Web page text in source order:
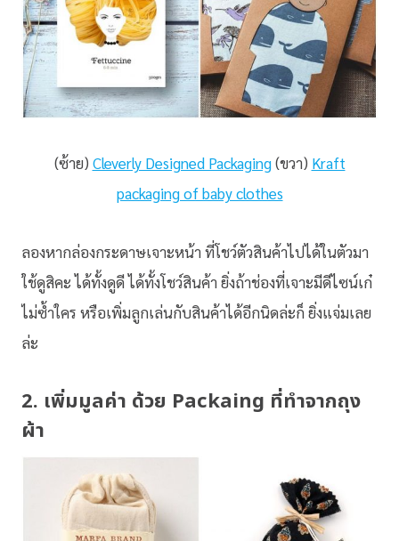
(ซ้าย) Cleverly Designed Packaging(ขวา) Kraft
packaging of baby clothes
ลองหากล่องกระดาษเจาะหน้า ที่โชว์ตัวสินค้าไปได้ในตัวมา
ใช้ดูสิคะ ได้ทั้งดูดี ได้ทั้งโชว์สินค้า ยิ่งถ้าช่องที่เจาะมีดีไซน์เก๋
ไม่ซ้ำใคร หรือเพิ่มลูกเล่นกับสินค้าได้อีกนิดล่ะก็ ยิ่งแจ่มเลย
ล่ะ
2. เพิ่มมูลค่า ด้วย Packaing ที่ทำจากถุง
ผ้า